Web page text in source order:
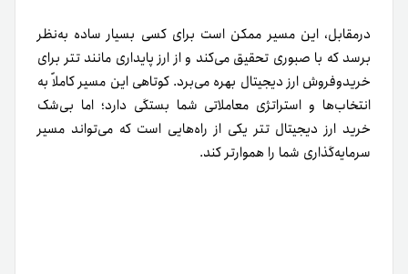
درمقابل، این مسیر ممکن است برای کسی بسیار ساده به‌نظر
برسد که با صبوری تحقیق می‌کند و از ارز پایداری مانند تتر برای
خرید‌وفروش ارز دیجیتال بهره می‌برد. کوتاهی این مسیر کاملاً به
انتخاب‌ها و استراتژی معاملاتی شما بستگی دارد؛ اما بی‌شک
خرید ارز دیجیتال تتر یکی از راه‌هایی است که می‌تواند مسیر
سرمایه‌گذاری شما را هموارتر کند.